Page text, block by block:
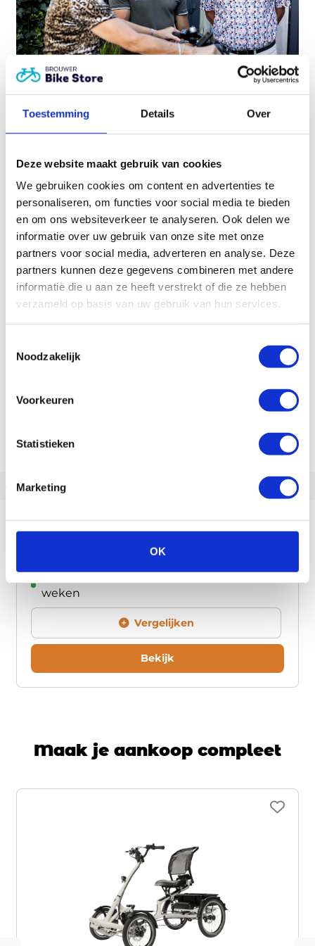
Toestemming Details Over
Deze website maakt gebruik van cookies
We gebruiken cookies om content en advertenties te
personaliseren, om functies voor social media te bieden
en om ons websiteverkeer te analyseren. Ook delen we
informatie over uw gebruik van onze site met onze
partners voor social media, adverteren en analyse. Deze
partners kunnen deze gegevens combineren met andere
informatie die u aan ze heeft verstrekt of die ze hebben
verzameld op basis van uw gebruik van hun services.
Noodzakelijk
Voorkeuren
Statistieken
Marketing
OK
Heeft u hulp nodig?
op nummer 1!
Plan een adviesgesprek
Gerelateerde producten
Pfautec Special
Op voorraad | Meestal leverbaar binnen 2
weken
Vergelijken
Bekijk
Maak je aankoop compleet